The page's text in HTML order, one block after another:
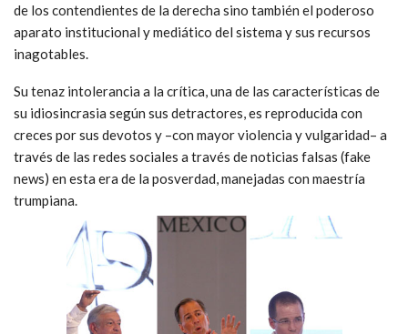
de los contendientes de la derecha sino también el poderoso
aparato institucional y mediático del sistema y sus recursos
inagotables.
Su tenaz intolerancia a la crítica, una de las características de
su idiosincrasia según sus detractores, es reproducida con
creces por sus devotos y –con mayor violencia y vulgaridad– a
través de las redes sociales a través de noticias falsas (fake
news) en esta era de la posverdad, manejadas con maestría
trumpiana.